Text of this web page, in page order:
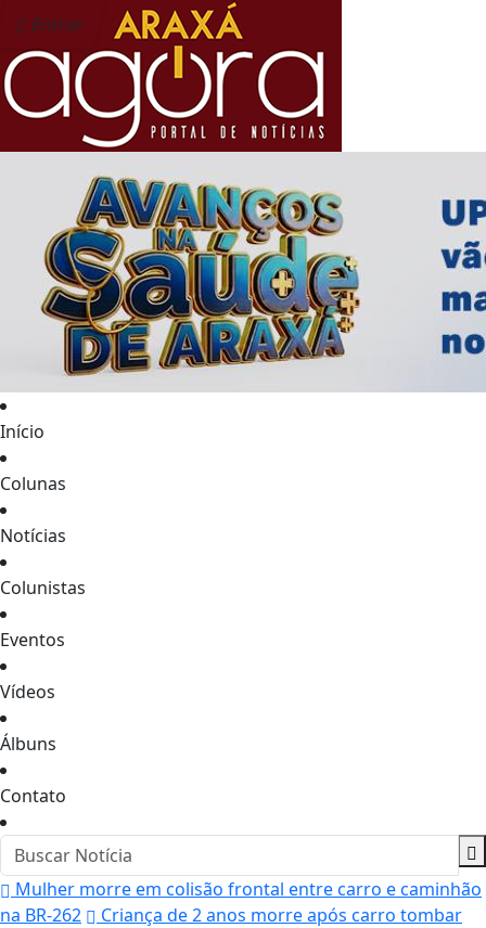
Entrar
Início
Colunas
Notícias
Colunistas
Eventos
Vídeos
Álbuns
Contato
Mulher morre em colisão frontal entre carro e caminhão
na BR-262
Criança de 2 anos morre após carro tombar